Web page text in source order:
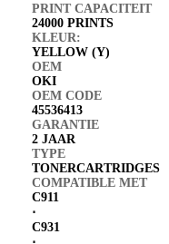
PRINT CAPACITEIT
24000 PRINTS
KLEUR:
YELLOW (Y)
OEM
OKI
OEM CODE
45536413
GARANTIE
2 JAAR
TYPE
TONERCARTRIDGES
COMPATIBLE MET
C911
⋅
C931